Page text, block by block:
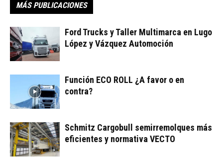
MÁS PUBLICACIONES
Ford Trucks y Taller Multimarca en Lugo
López y Vázquez Automoción
Función ECO ROLL ¿A favor o en
contra?
Schmitz Cargobull semirremolques más
eficientes y normativa VECTO